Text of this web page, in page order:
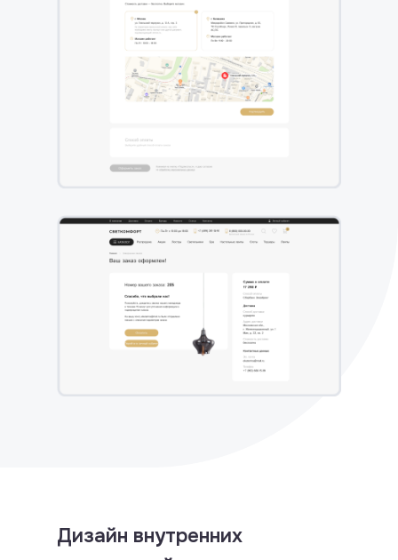
Дизайн внутренних